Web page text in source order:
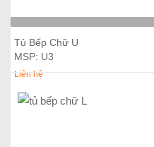
Tủ Bếp Chữ U
MSP: U3
Liên hệ